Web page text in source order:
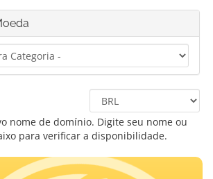
nome de domínio. Digite seu nome ou
para verificar a disponibilidade.